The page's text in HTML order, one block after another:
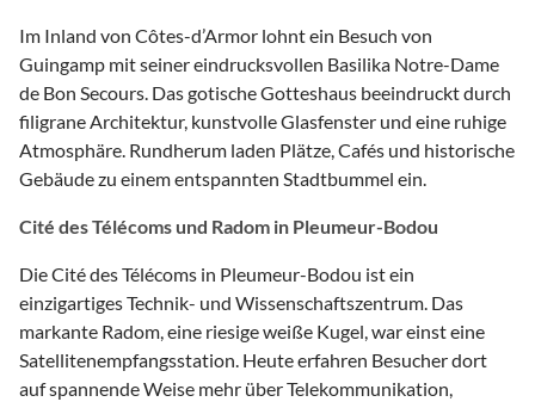
Im Inland von Côtes-d’Armor lohnt ein Besuch von
Guingamp mit seiner eindrucksvollen Basilika Notre-Dame
de Bon Secours. Das gotische Gotteshaus beeindruckt durch
filigrane Architektur, kunstvolle Glasfenster und eine ruhige
Atmosphäre. Rundherum laden Plätze, Cafés und historische
Gebäude zu einem entspannten Stadtbummel ein.
Cité des Télécoms und Radom in Pleumeur-Bodou
Die Cité des Télécoms in Pleumeur-Bodou ist ein
einzigartiges Technik- und Wissenschaftszentrum. Das
markante Radom, eine riesige weiße Kugel, war einst eine
Satellitenempfangsstation. Heute erfahren Besucher dort
auf spannende Weise mehr über Telekommunikation,